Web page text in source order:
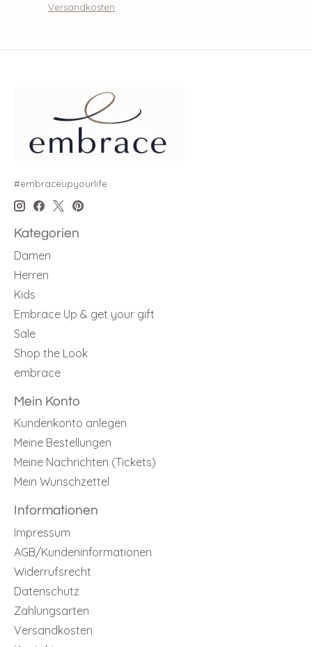
Versandkosten
#embraceupyourlife
Kategorien
Damen
Herren
Kids
Embrace Up & get your gift
Sale
Shop the Look
embrace
Mein Konto
Kundenkonto anlegen
Meine Bestellungen
Meine Nachrichten (Tickets)
Mein Wunschzettel
Informationen
Impressum
AGB/Kundeninformationen
Widerrufsrecht
Datenschutz
Zahlungsarten
Versandkosten